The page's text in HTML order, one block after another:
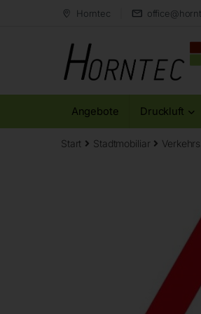
Horntec
Angebote Druckluft
Start Stadtmobiliar